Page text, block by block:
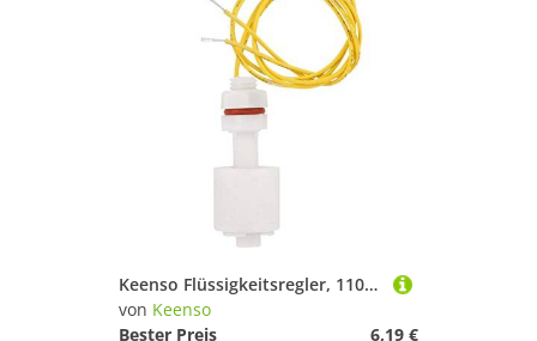
Keenso Flüssigkeitsregler, 110V Wasserstandssensor, Vertikaler Schwimmerschalter für Aquariumpumpensteuerung, Blau, Touch-Steuerung, Wandmontage, Kontaktsensor
von Keenso
Bester Preis
6,19 €